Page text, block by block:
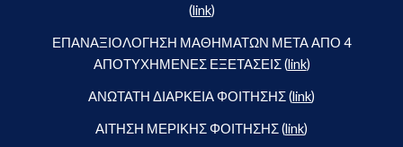
(link)
ΕΠΑΝΑΞΙΟΛΟΓΗΣΗ ΜΑΘΗΜΑΤΩΝ ΜΕΤΑ ΑΠΟ 4
ΑΠΟΤΥΧΗΜΕΝΕΣ ΕΞΕΤΑΣΕΙΣ (link)
ΑΝΩΤΑΤΗ ΔΙΑΡΚΕΙΑ ΦΟΙΤΗΣΗΣ (link)
ΑΙΤΗΣΗ ΜΕΡΙΚΗΣ ΦΟΙΤΗΣΗΣ (link)